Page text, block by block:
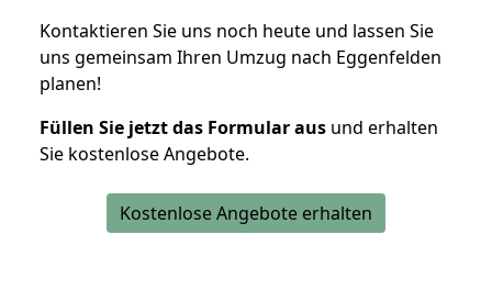
Kontaktieren Sie uns noch heute und lassen Sie
uns gemeinsam Ihren Umzug nach Eggenfelden
planen!
Füllen Sie jetzt das Formular aus und erhalten
Sie kostenlose Angebote.
Kostenlose Angebote erhalten